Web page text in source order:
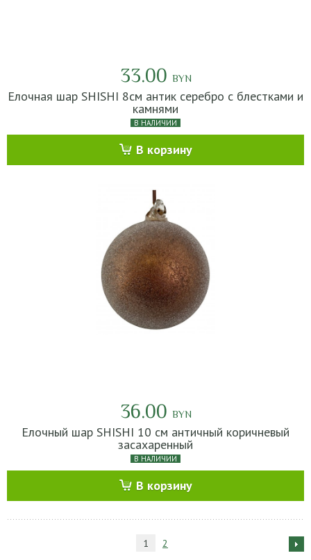
33.00 BYN
Елочная шар SHISHI 8см антик серебро с блестками и
камнями
В НАЛИЧИИ
В корзину
36.00 BYN
Елочный шар SHISHI 10 см античный коричневый
засахаренный
В НАЛИЧИИ
В корзину
1 2